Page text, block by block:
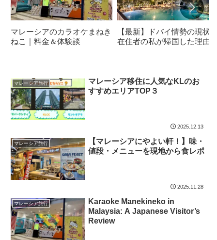
マレーシアのカラオケまねき
ねこ｜料金＆体験談
【最新】ドバイ情勢の現状
在住者の私が帰国した理由
マレーシア旅行
マレーシア移住に人気なKLのお
すすめエリアTOP３
2025.12.13
マレーシア旅行
【マレーシアにやよい軒！】味・
値段・メニューを現地から食レポ
2025.11.28
マレーシア旅行
Karaoke Manekineko in
Malaysia: A Japanese Visitor’s
Review